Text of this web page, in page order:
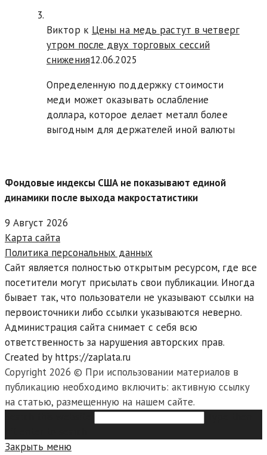
Виктор к Цены на медь растут в четверг
утром после двух торговых сессий
снижения12.06.2025
Определенную поддержку стоимости
меди может оказывать ослабление
доллара, которое делает металл более
выгодным для держателей иной валюты
Фондовые индексы США не показывают единой
динамики после выхода макростатистики
9 Август 2026
Карта сайта
Политика персональных данных
Сайт является полностью открытым ресурсом, где все
посетители могут присылать свои публикации. Иногда
бывает так, что пользователи не указывают ссылки на
первоисточники либо ссылки указываются неверно.
Администрация сайта снимает с себя всю
ответственность за нарушения авторских прав.
Created by https://zaplata.ru
Copyright 2026 © При использовании материалов в
публикацию необходимо включить: активную ссылку
на статью, размещенную на нашем сайте.
Закрыть меню